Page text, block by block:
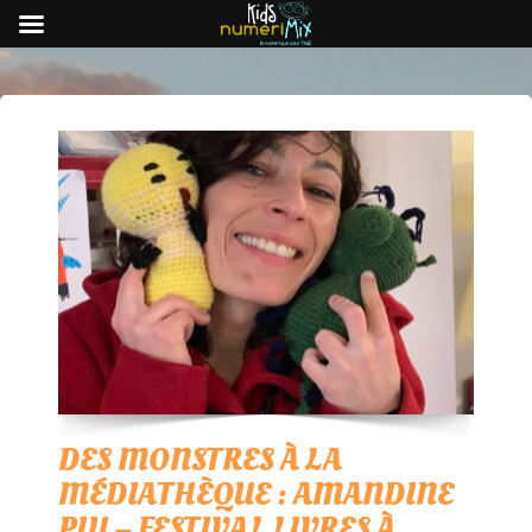
DES MONSTRES À LA
MÉDIATHÈQUE : AMANDINE